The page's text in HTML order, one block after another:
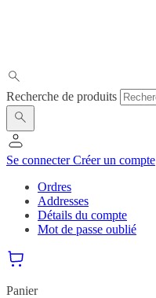
Recherche de produits
Se connecterCréer un compte
Ordres
Addresses
Détails du compte
Mot de passe oublié
Panier